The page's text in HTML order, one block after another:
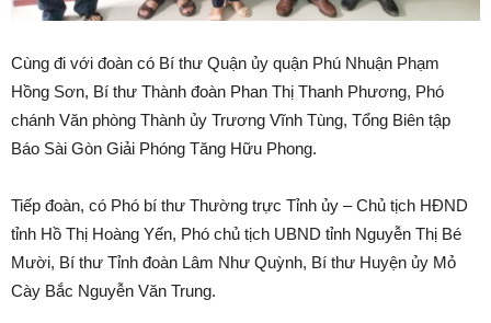
Cùng đi với đoàn có Bí thư Quận ủy quận Phú Nhuận Phạm
Hồng Sơn, Bí thư Thành đoàn Phan Thị Thanh Phương, Phó
chánh Văn phòng Thành ủy Trương Vĩnh Tùng, Tổng Biên tập
Báo Sài Gòn Giải Phóng Tăng Hữu Phong.
Tiếp đoàn, có Phó bí thư Thường trực Tỉnh ủy – Chủ tịch HĐND
tỉnh Hồ Thị Hoàng Yến, Phó chủ tịch UBND tỉnh Nguyễn Thị Bé
Mười, Bí thư Tỉnh đoàn Lâm Như Quỳnh, Bí thư Huyện ủy Mỏ
Cày Bắc Nguyễn Văn Trung.